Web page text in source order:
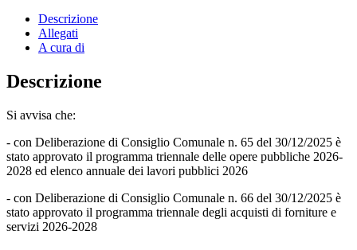
Descrizione
Allegati
A cura di
Descrizione
Si avvisa che:
- con Deliberazione di Consiglio Comunale n. 65 del 30/12/2025 è
stato approvato il programma triennale delle opere pubbliche 2026-
2028 ed elenco annuale dei lavori pubblici 2026
- con Deliberazione di Consiglio Comunale n. 66 del 30/12/2025 è
stato approvato il programma triennale degli acquisti di forniture e
servizi 2026-2028